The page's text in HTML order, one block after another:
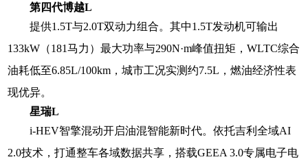
第四代博越L
提供1.5T与2.0T双动力组合。其中1.5T发动机可输出
133kW（181马力）最大功率与290N·m峰值扭矩，WLTC综合
油耗低至6.85L/100km，城市工况实测约7.5L，燃油经济性表
现优异。
星瑞L
i-HEV智擎混动开启油混智能新时代。依托吉利全域AI
2.0技术，打通整车各域数据共享，搭载GEEA 3.0专属电子电